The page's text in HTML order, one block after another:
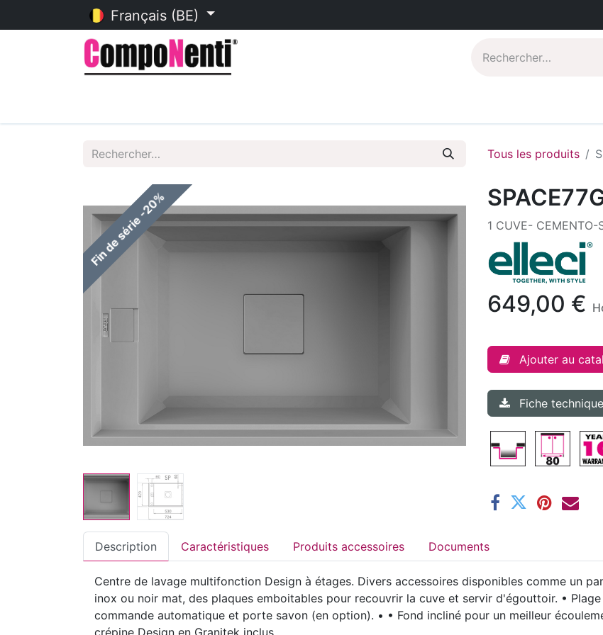
Français (BE)
Tous les produits
Fin de série -20% 1 CUVE- CEMENTO-
649,00 €
Ajouter au
Fiche technique
Description Caractéristiques Produits accessoires Documents
Centre de lavage multifonction Design à étages. Divers accessoires disponibles comme un
inox ou noir mat, des plaques emboitables pour recouvrir la cuve et servir d'égouttoir. •
commande automatique et porte savon (en option). • • Fond incliné pour un meilleur
crépine Design en Granitek inclus.